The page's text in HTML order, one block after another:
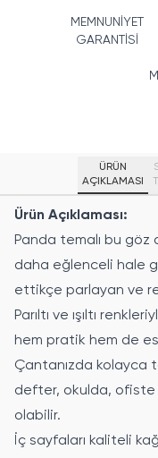
MEMNUNİYET
GARANTİSİ
ÜRÜN
AÇIKLAMASI
Ürün Açıklaması:
Panda temalı bu göz
daha eğlenceli hale
ettikçe parlayan ve
Parıltı ve ışıltı
hem pratik hem de
Çantanızda kolayca
defter, okulda, ofiste
olabilir.
İç sayfaları kaliteli